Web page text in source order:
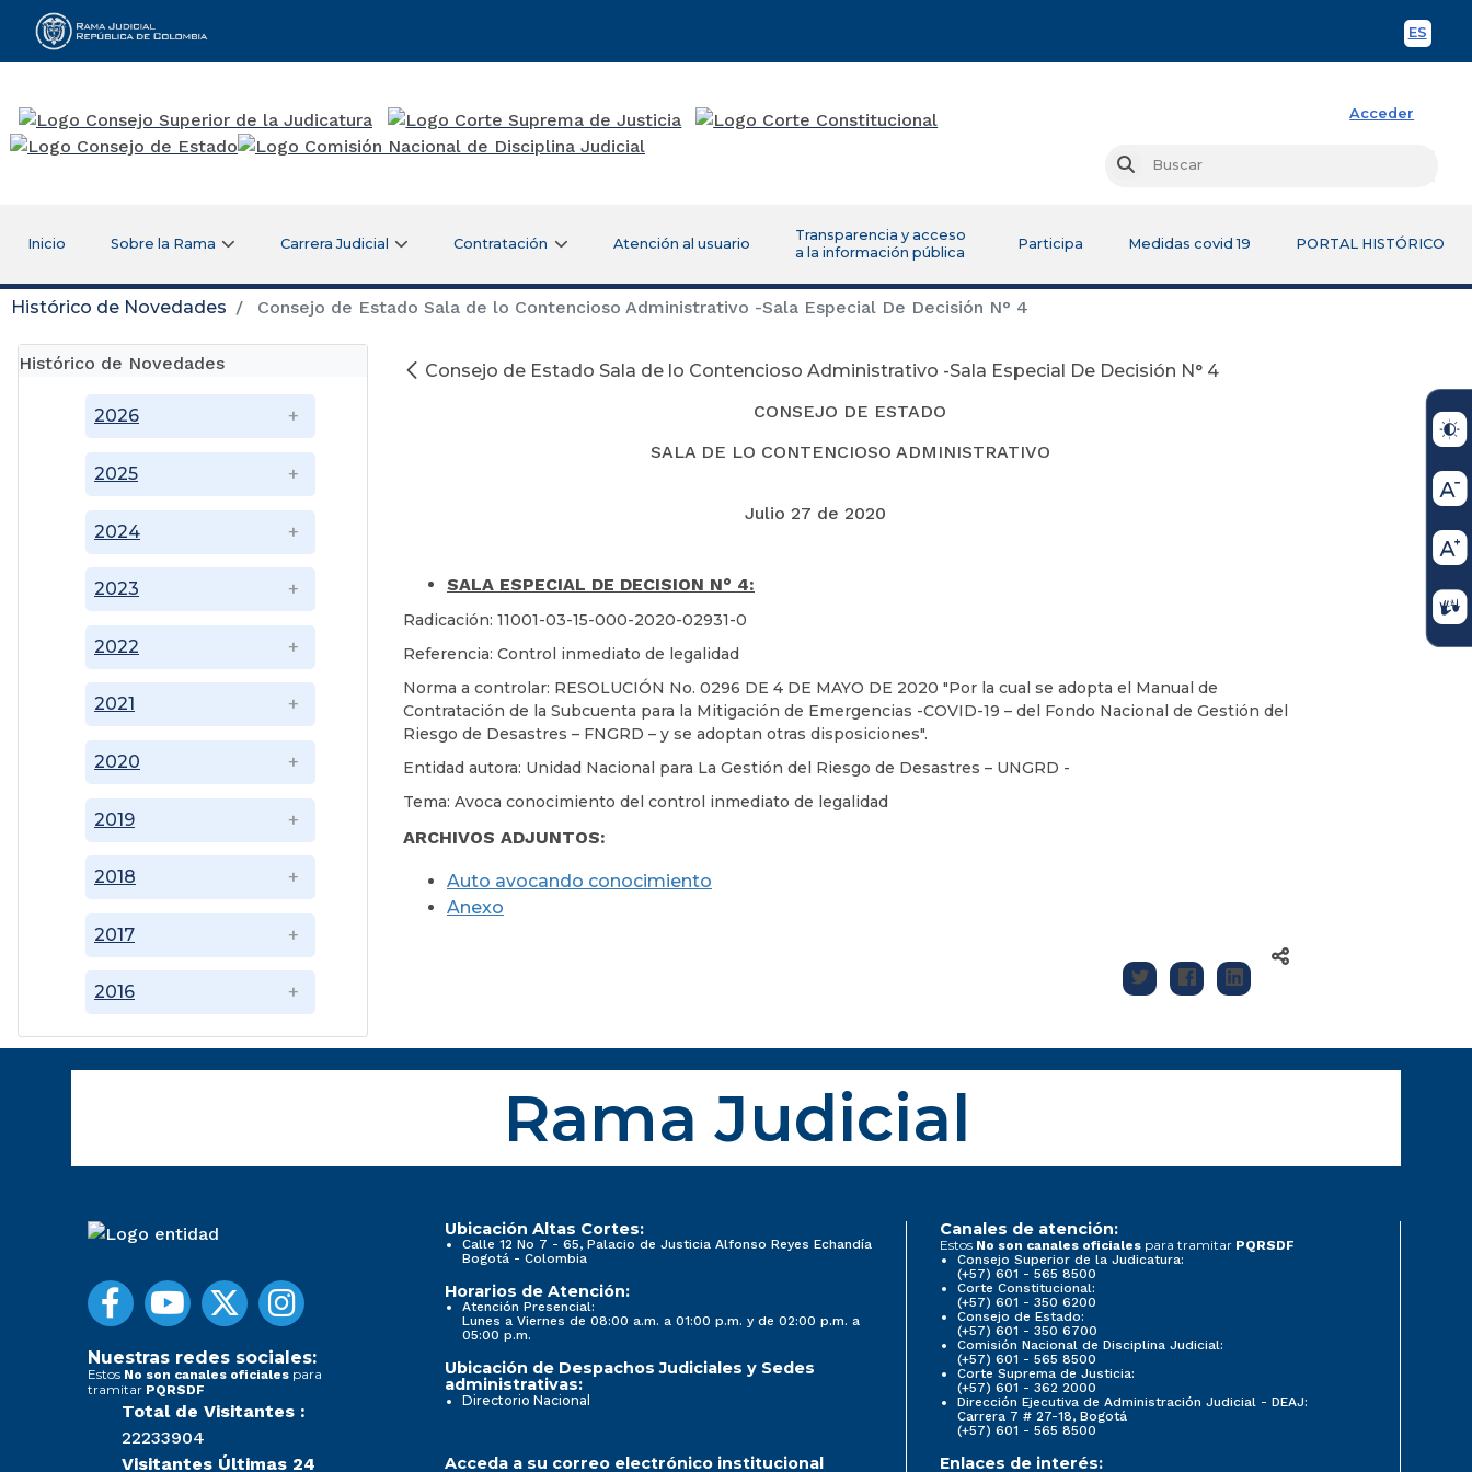
ES
Rama Judicial
Acceder
Buscar
Inicio Sobre la Rama Carrera Judicial Contratación Atención al usuario
Transparencia y acceso
a la información pública
Participa Medidas covid 19 PORTAL HISTÓRICO
Histórico de Novedades Consejo de Estado Sala de lo Contencioso Administrativo -Sala Especial De Decisión N° 4
Histórico de Novedades
2016
2017
2018
2019
2020
2021
2022
2023
2024
2025
2026
Consejo de Estado Sala de lo Contencioso Administrativo -Sala Especial De Decisión N° 4
CONSEJO DE ESTADO
SALA DE LO CONTENCIOSO ADMINISTRATIVO
Julio 27 de 2020
SALA ESPECIAL DE DECISION N° 4:
Radicación: 11001-03-15-000-2020-02931-0
Referencia: Control inmediato de legalidad
Norma a controlar: RESOLUCIÓN No. 0296 DE 4 DE MAYO DE 2020 "Por la cual se adopta el Manual de
Contratación de la Subcuenta para la Mitigación de Emergencias -COVID-19 – del Fondo Nacional de Gestión del
Riesgo de Desastres – FNGRD – y se adoptan otras disposiciones".
Entidad autora: Unidad Nacional para La Gestión del Riesgo de Desastres – UNGRD -
Tema: Avoca conocimiento del control inmediato de legalidad
ARCHIVOS ADJUNTOS:
Auto avocando conocimiento
Anexo
Rama Judicial
Nuestras redes sociales:
Estos No son canales oficiales para
tramitar PQRSDF
Total de Visitantes :
22233904
Visitantes Últimas 24
Ubicación Altas Cortes:
Calle 12 No 7 - 65, Palacio de Justicia Alfonso Reyes Echandía
Bogotá - Colombia
Horarios de Atención:
Atención Presencial:
Lunes a Viernes de 08:00 a.m. a 01:00 p.m. y de 02:00 p.m. a
05:00 p.m.
Ubicación de Despachos Judiciales y Sedes
administrativas:
Directorio Nacional
Canales de atención:
Estos No son canales oficiales para tramitar PQRSDF
Consejo Superior de la Judicatura:
(+57) 601 - 565 8500
Corte Constitucional:
(+57) 601 - 350 6200
Consejo de Estado:
(+57) 601 - 350 6700
Comisión Nacional de Disciplina Judicial:
(+57) 601 - 565 8500
Corte Suprema de Justicia:
(+57) 601 - 362 2000
Dirección Ejecutiva de Administración Judicial - DEAJ:
Carrera 7 # 27-18, Bogotá
(+57) 601 - 565 8500
Acceda a su correo electrónico institucional Enlaces de interés: